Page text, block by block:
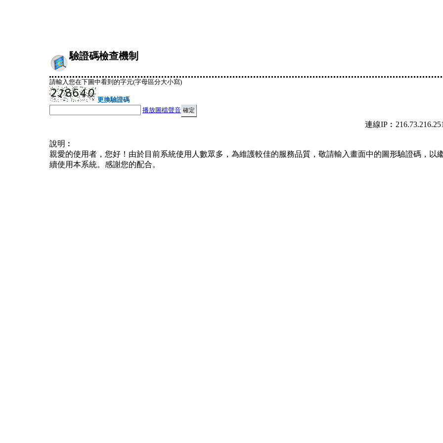
驗證碼檢查機制
請輸入您在下圖中看到的字元(字母區分大小寫)
更換驗證碼
播放圖檔聲音
連線
說明︰
親愛的使用者，您好！由於目前系統使用人數眾多，為維護較佳的服務品質，敬請輸入畫面中的圖形驗證碼，以
續使用本系統。感謝您的配合。